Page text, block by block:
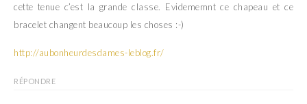
cette tenue c’est la grande classe. Evidememnt ce chapeau et ce
bracelet changent beaucoup les choses :-)
http://aubonheurdesdames-leblog.fr/
RÉPONDRE